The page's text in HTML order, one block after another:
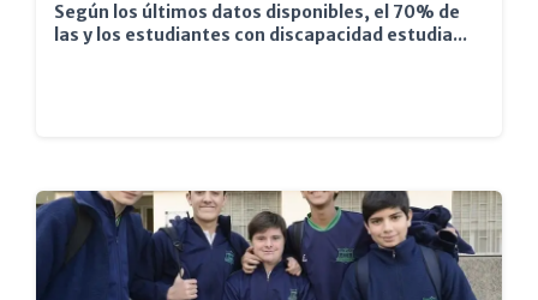
Según los últimos datos disponibles, el 70% de
las y los estudiantes con discapacidad estudia...